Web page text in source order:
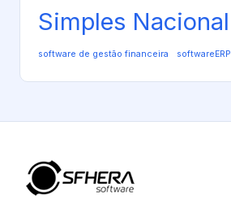
Simples Nacional
software de gestão financeira softwareERP